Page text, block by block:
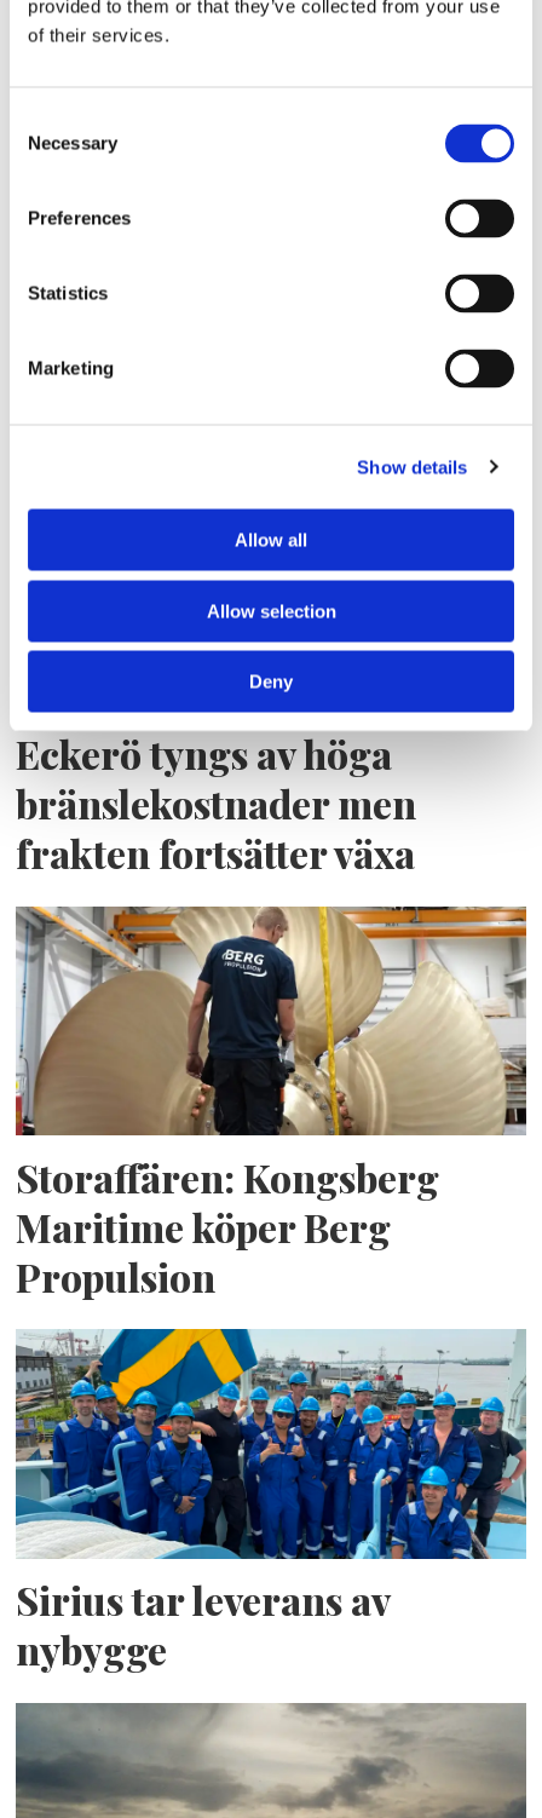
provided to them or that they’ve collected from your use
of their services.
Selection
Necessary
Preferences
Statistics
Marketing
Show details
Allow all
Allow selection
Deny
högt kostnadstryck
Tallink lyfter halvåret trots
Eckerö tyngs av höga
bränslekostnader men
frakten fortsätter växa
Storaffären: Kongsberg
Maritime köper Berg
Propulsion
Sirius tar leverans av
nybygge